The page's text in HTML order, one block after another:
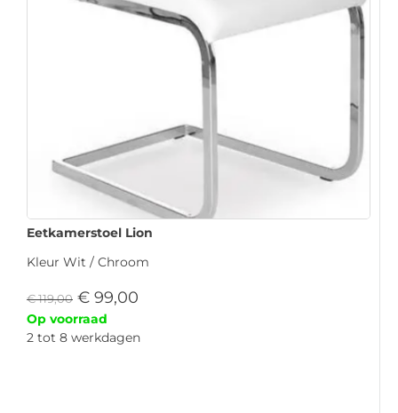
Eetkamerstoel Lion
Kleur Wit / Chroom
€119,00 € 99,00
Op voorraad
2 tot 8 werkdagen